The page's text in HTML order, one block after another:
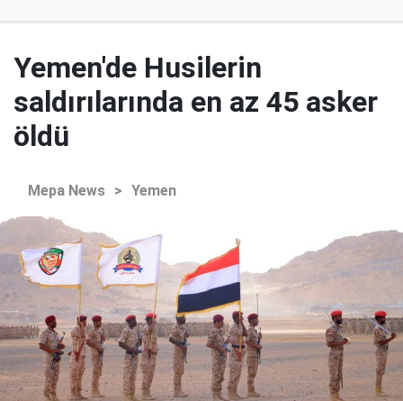
Yemen'de Husilerin
saldırılarında en az 45 asker
öldü
Mepa News > Yemen